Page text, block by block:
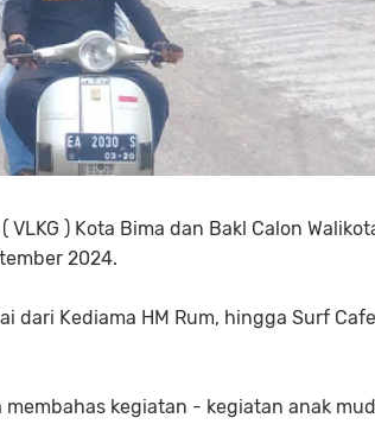
) Kota Bima dan Bakl Calon
2024.
dari Kediama HM Rum, hingga Surf Cafe
membahas kegiatan - kegiatan anak